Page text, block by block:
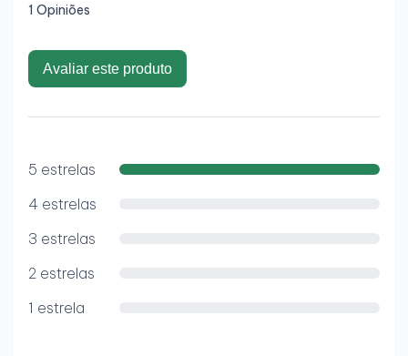
1 Opiniões
Avaliar este produto
5 estrelas
4 estrelas
3 estrelas
2 estrelas
1 estrela